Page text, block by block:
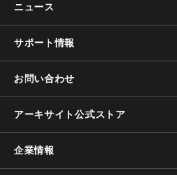
ニュース
サポート情報
お問い合わせ
アーキサイト公式ストア
企業情報